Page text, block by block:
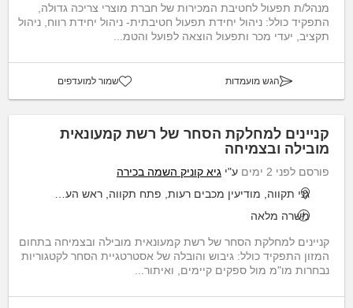
מנהל/ת תפעול לחטיבת המכירות של חברת מוצרי צריכה גדולה,
התפקיד כולל: ניהול יחידת תפעול חטיבתית- ניהול יחידת רווח, ניהול
תקציב, יעדי מכר ותפעול הוצאה לפועל והטמ...
הגש מועמדות שמור למועדפים
קניינים למחלקת הסחר של רשת קמעונאית
מובילה ובצמיחה
פורסם לפני 2 ימים ע"י גיא קוניק השמה בכירה
גני תקווה, מודיעין מכבים רעות, פתח תקווה, ראש העין, תל אביב יפו
משרה מלאה
קניינים למחלקת הסחר של רשת קמעונאית מובילה ובצמיחה בתחום
המזון התפקיד כולל: גיבוש והובלה של אסטרטגיית הסחר לקטגוריות
נבחרות מו"מ מול ספקים קיימים, ואיתור...